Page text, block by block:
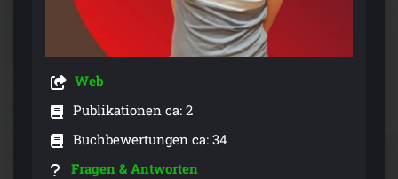
Web
Publikationen ca: 2
Buchbewertungen ca: 34
Fragen & Antworten